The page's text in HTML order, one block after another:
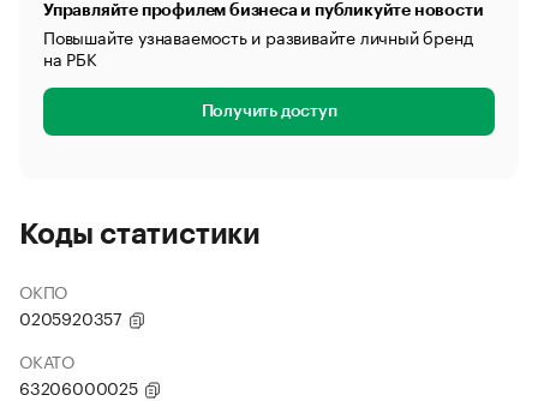
Управляйте профилем бизнеса и публикуйте новости
Повышайте узнаваемость и развивайте личный бренд
на РБК
Получить доступ
Коды статистики
ОКПО
0205920357
ОКАТО
63206000025